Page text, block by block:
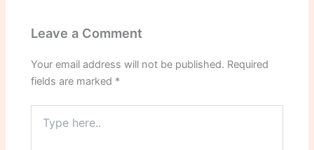
Leave a Comment
Your email address will not be published. Required
fields are marked *
here..